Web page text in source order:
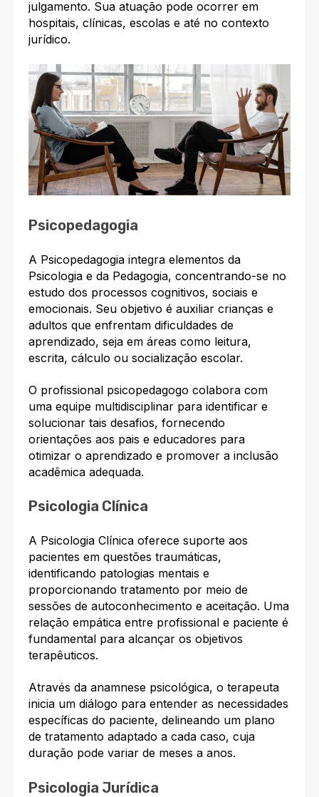
julgamento. Sua atuação pode ocorrer em
hospitais, clínicas, escolas e até no contexto
jurídico.
Psicopedagogia
A Psicopedagogia integra elementos da
Psicologia e da Pedagogia, concentrando-se no
estudo dos processos cognitivos, sociais e
emocionais. Seu objetivo é auxiliar crianças e
adultos que enfrentam dificuldades de
aprendizado, seja em áreas como leitura,
escrita, cálculo ou socialização escolar.
O profissional psicopedagogo colabora com
uma equipe multidisciplinar para identificar e
solucionar tais desafios, fornecendo
orientações aos pais e educadores para
otimizar o aprendizado e promover a inclusão
acadêmica adequada.
Psicologia Clínica
A Psicologia Clínica oferece suporte aos
pacientes em questões traumáticas,
identificando patologias mentais e
proporcionando tratamento por meio de
sessões de autoconhecimento e aceitação. Uma
relação empática entre profissional e paciente é
fundamental para alcançar os objetivos
terapêuticos.
Através da anamnese psicológica, o terapeuta
inicia um diálogo para entender as necessidades
específicas do paciente, delineando um plano
de tratamento adaptado a cada caso, cuja
duração pode variar de meses a anos.
Psicologia Jurídica